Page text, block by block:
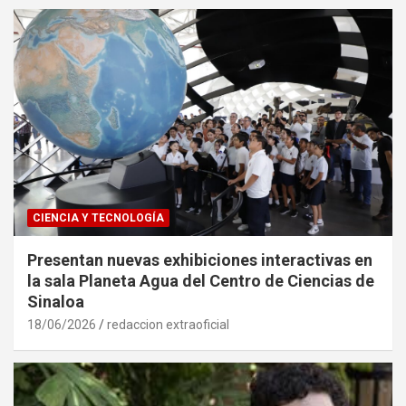
CIENCIA Y TECNOLOGÍA
Presentan nuevas exhibiciones interactivas en
la sala Planeta Agua del Centro de Ciencias de
Sinaloa
18/06/2026 redaccion extraoficial